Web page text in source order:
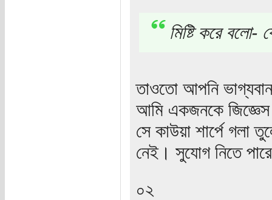
মিষ্টি করে
তাওতো আপনি ভাগ্যবান
আমি একজনকে জিজ্ঞেস
সে কাউয়া শার্পে গলা
নেই। সুযোগ নিতে পারে
০২